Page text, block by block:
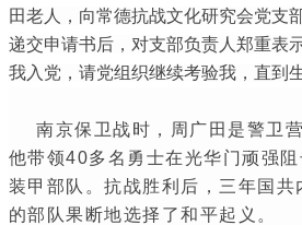
田老人，向常德抗战文化研究会党支
递交申请书后，对支部负责人郑重表
我入党，请党组织继续考验我，直到
南京保卫战时，周广田是警卫
他带领40多名勇士在光华门顽强
装甲部队。抗战胜利后，三年国共
的部队果断地选择了和平起义。